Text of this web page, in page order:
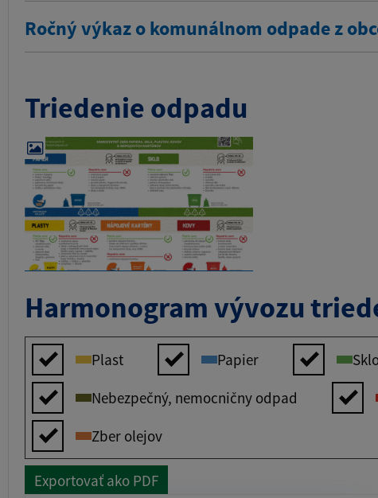
Ročný výkaz o komunálnom odpade z
Triedenie odpadu
Harmonogram vývozu
Plast Papier
Nebezpečný, nemocničny odpad
Zber olejov
Exportovať ako PDF